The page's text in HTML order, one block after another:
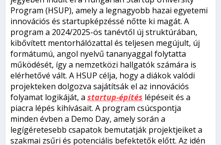
Program (HSUP), amely a legnagyobb hazai egyetemi
innovációs és startupképzéssé nőtte ki magát. A
program a 2024/2025-ös tanévtől új struktúrában,
kibővített mentorhálózattal és teljesen megújult, új
formátumú, angol nyelvű tananyaggal folytatta
működését, így a nemzetközi hallgatók számára is
elérhetővé vált. A HSUP célja, hogy a diákok valódi
projekteken dolgozva sajátítsák el az innovációs
folyamat logikáját, astartup-építés lépéseit és a
piacra lépés kihívásait. A program csúcspontja
minden évben a Demo Day, amely során a
legígéretesebb csapatok bemutatják projektjeiket a
szakmai zsűri és potenciális befektetők előtt. Az idén